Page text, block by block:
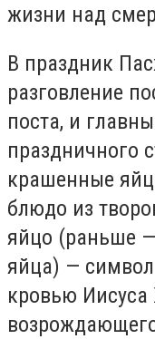
жизни над
В праздник
разговление
поста, и
праздничного
крашенные
блюдо из
яйцо (раньше
яйца) —
кровью Иисуса